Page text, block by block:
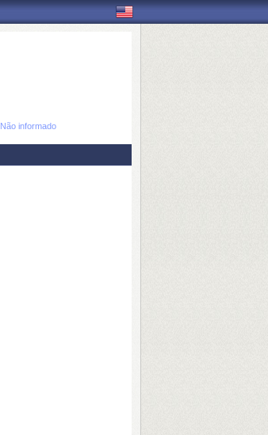
Não informado